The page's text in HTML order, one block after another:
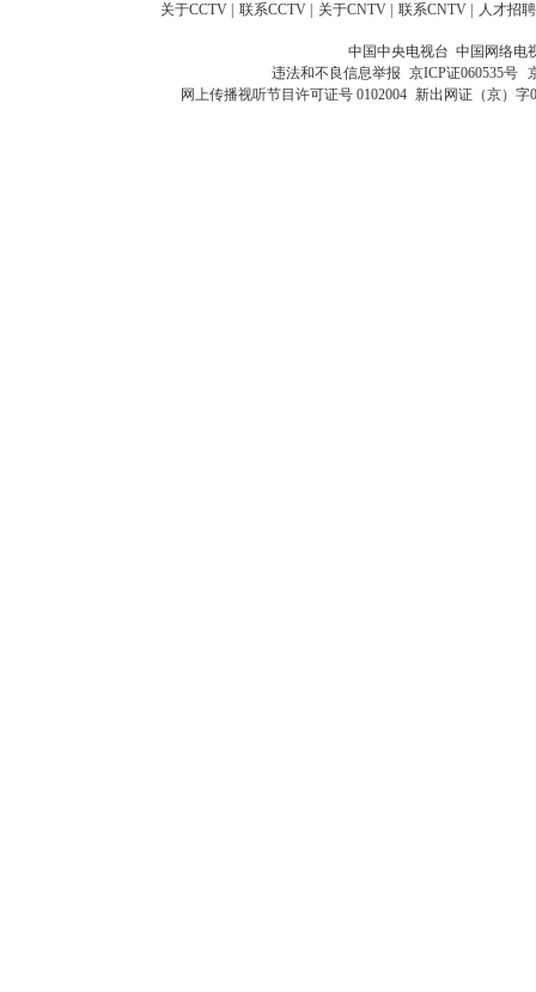
关于CCTV 联系CCTV 关于CNTV 联系CNTV 人才招聘
中国中央电视台 中国网络电
违法和不良信息举报 京ICP证060535号
网上传播视听节目许可证号 0102004 新出网证（京）